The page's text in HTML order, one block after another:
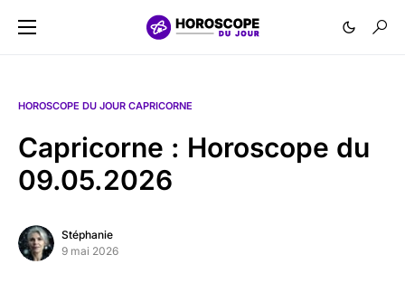
HOROSCOPE DU JOUR CAPRICORNE
Capricorne : Horoscope du
09.05.2026
Stéphanie
9 mai 2026